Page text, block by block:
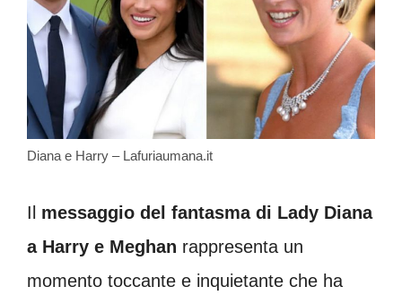
Diana e Harry – Lafuriaumana.it
Il messaggio del fantasma di Lady Diana
a Harry e Meghan rappresenta un
momento toccante e inquietante che ha